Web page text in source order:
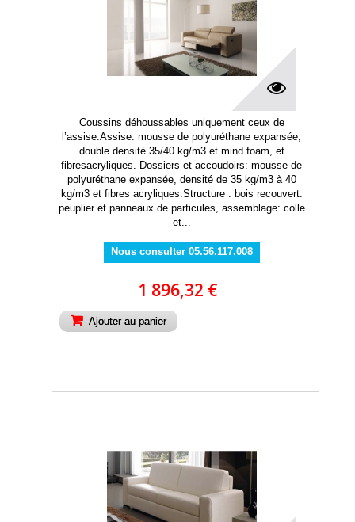
Coussins déhoussables uniquement ceux de
l’assise.Assise: mousse de polyuréthane expansée,
double densité 35/40 kg/m3 et mind foam, et
fibresacryliques. Dossiers et accoudoirs: mousse de
polyuréthane expansée, densité de 35 kg/m3 à 40
kg/m3 et fibres acryliques.Structure : bois recouvert:
peuplier et panneaux de particules, assemblage: colle
et...
Nous consulter 05.56.117.008
1 896,32 €
Ajouter au panier